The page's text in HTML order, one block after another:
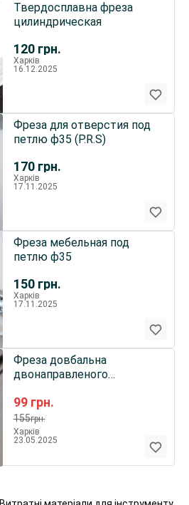
120 грн.
Твердосплавна фреза
цилиндрическая
Харків
16.12.2025
170 грн.
Фреза для отверстия под
петлю ф35 (P.R.S)
Харків
17.11.2025
150 грн.
Фреза мебельная под
петлю ф35
Харків
17.11.2025
99 грн.
155грн.
Фреза довбальна
двонаправленого
Харків
23.05.2025